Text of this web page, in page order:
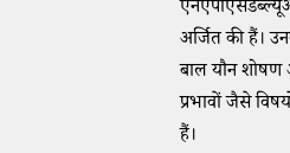
अर्जित की हैं।
बाल यौन
प्रभावों जैसे
हैं।